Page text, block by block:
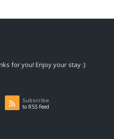
for you! Enjoy your stay :)
Subscribe
to RSS Feed